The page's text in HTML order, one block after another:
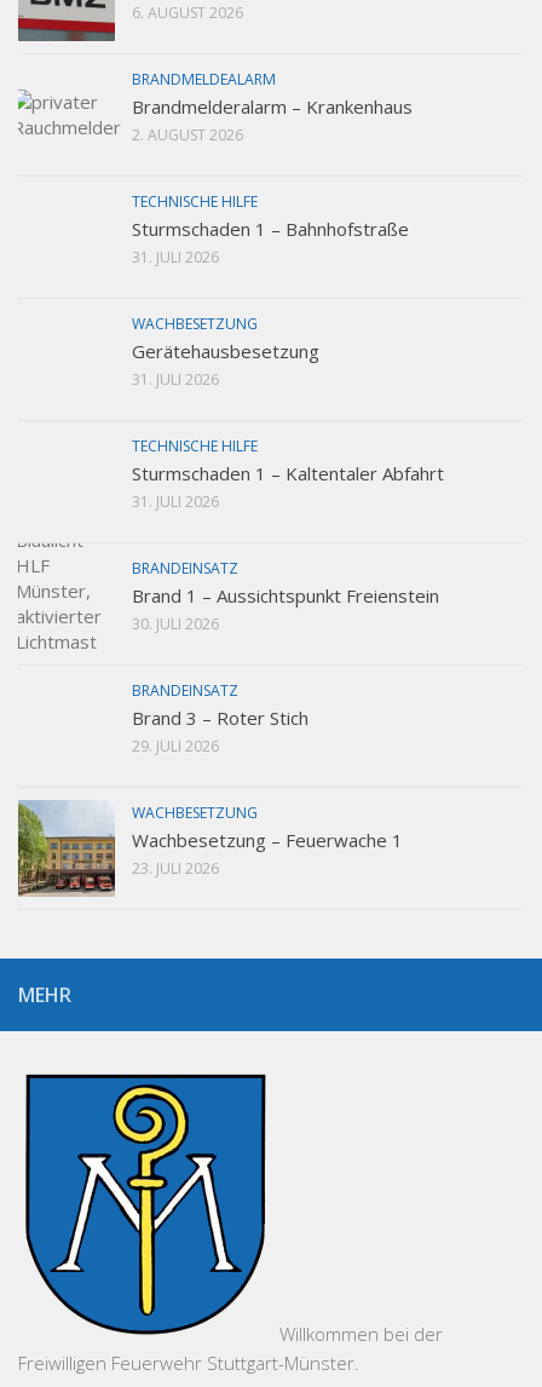
6. AUGUST 2026
BRANDMELDEALARM
Brandmelderalarm – Krankenhaus
2. AUGUST 2026
TECHNISCHE HILFE
Sturmschaden 1 – Bahnhofstraße
31. JULI 2026
WACHBESETZUNG
Gerätehausbesetzung
31. JULI 2026
TECHNISCHE HILFE
Sturmschaden 1 – Kaltentaler Abfahrt
31. JULI 2026
BRANDEINSATZ
Brand 1 – Aussichtspunkt Freienstein
30. JULI 2026
BRANDEINSATZ
Brand 3 – Roter Stich
29. JULI 2026
WACHBESETZUNG
Wachbesetzung – Feuerwache 1
23. JULI 2026
MEHR
Willkommen bei der
Freiwilligen Feuerwehr Stuttgart-Münster.